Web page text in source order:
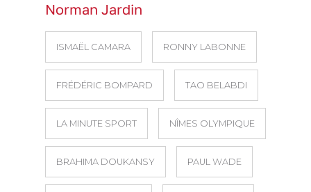
Norman Jardin
ISMAËL CAMARA RONNY LABONNE
FRÉDÉRIC BOMPARD TAO BELABDI
LA MINUTE SPORT NÎMES OLYMPIQUE
BRAHIMA DOUKANSY PAUL WADE